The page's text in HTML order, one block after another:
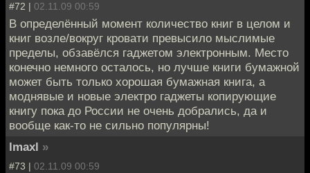
#72 | 02.11.09 00:59
В определённый момент количество книг в целом и
книг возле/вокруг кровати превысило мыслимые
пределы, обзавёлся гаджетом электронным. Место
конечно немного осталось, но лучше книги бумажной
может быть только хорошая бумажная книга, а
моднявые и новые электро гаджеты копирующие
книгу пока до России не очень добрались, да и
вообще как-то не сильно популярны!
lmaxl »
#73 | 02.11.09 00:59